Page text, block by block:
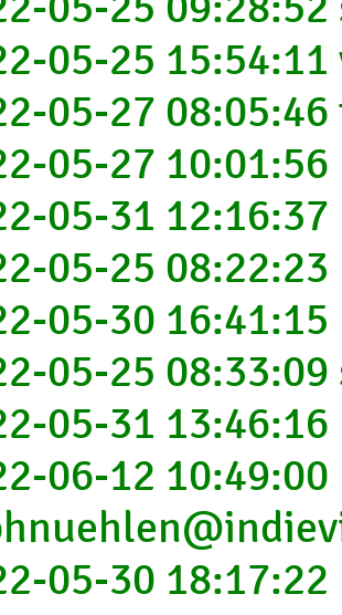
05-25
05-27
05-27
05-31
05-25
05-30
05-25
05-31
06-12 10:49:00
05-30